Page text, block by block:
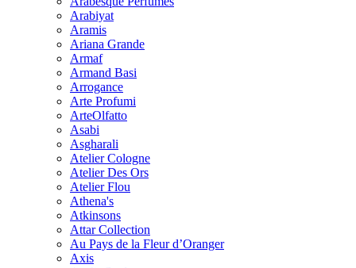
Arabiyat
Aramis
Ariana Grande
Armaf
Armand Basi
Arrogance
Arte Profumi
ArteOlfatto
Asabi
Asgharali
Atelier Cologne
Atelier Des Ors
Atelier Flou
Athena's
Atkinsons
Attar Collection
Au Pays de la Fleur d’Oranger
Axis